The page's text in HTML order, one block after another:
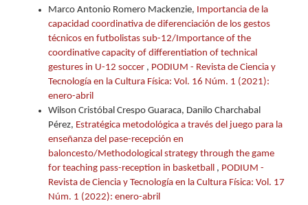
Marco Antonio Romero Mackenzie, Importancia de la
capacidad coordinativa de diferenciación de los gestos
técnicos en futbolistas sub-12/Importance of the
coordinative capacity of differentiation of technical
gestures in U-12 soccer , PODIUM - Revista de Ciencia y
Tecnología en la Cultura Física: Vol. 16 Núm. 1 (2021):
enero-abril
Wilson Cristóbal Crespo Guaraca, Danilo Charchabal
Pérez, Estratégica metodológica a través del juego para la
enseñanza del pase-recepción en
baloncesto/Methodological strategy through the game
for teaching pass-reception in basketball , PODIUM -
Revista de Ciencia y Tecnología en la Cultura Física: Vol. 17
Núm. 1 (2022): enero-abril